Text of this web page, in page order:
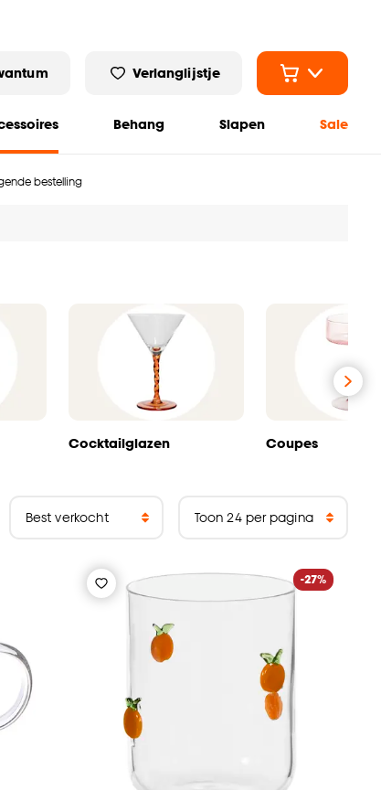
Verlanglijstje
Behang Slapen Sale
bestelling
Cocktailglazen Coupes
-27%